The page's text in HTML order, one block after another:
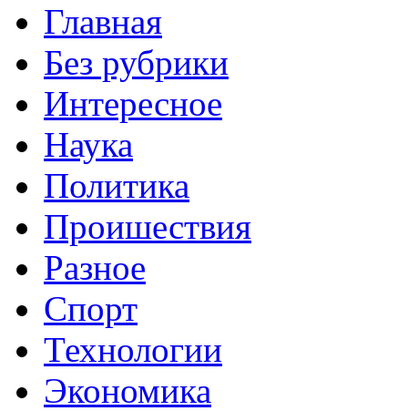
Главная
Без рубрики
Интересное
Наука
Политика
Проишествия
Разное
Спорт
Технологии
Экономика